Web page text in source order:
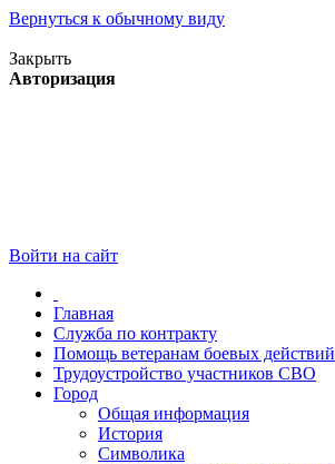
Вернуться к обычному виду
Закрыть
Авторизация
Войти на сайт
Главная
Служба по контракту
Помощь ветеранам боевых действий
Трудоустройство участников СВО
Город
Общая информация
История
Символика